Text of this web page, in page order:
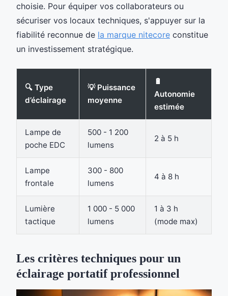
choisie. Pour équiper vos collaborateurs ou
sécuriser vos locaux techniques, s'appuyer sur la
fiabilité reconnue de la marque nitecore constitue
un investissement stratégique.
🔍 Type
d’éclairage
💡 Puissance
moyenne
🔋
Autonomie
estimée
Lampe de
poche EDC
500 - 1 200
lumens
2 à 5 h
Lampe
frontale
300 - 800
lumens
4 à 8 h
Lumière
tactique
1 000 - 5 000
lumens
1 à 3 h
(mode max)
Les critères techniques pour un
éclairage portatif professionnel